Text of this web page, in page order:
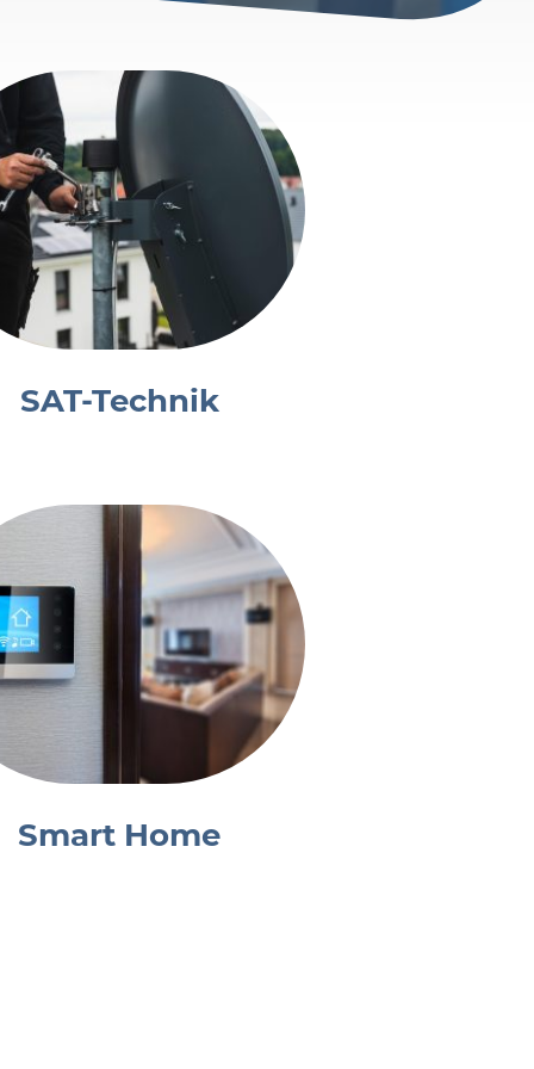
SAT-Technik
Smart Home